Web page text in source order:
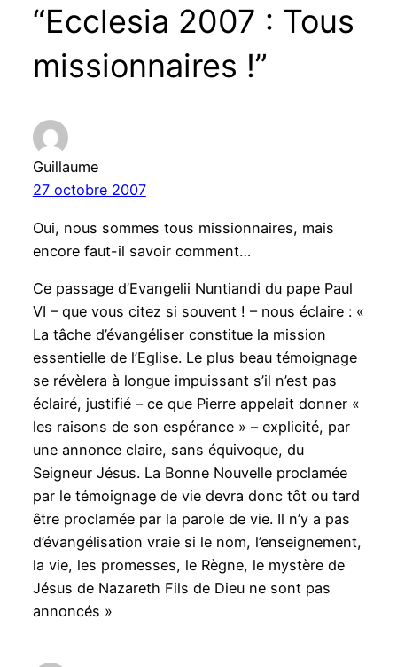
“Ecclesia 2007 : Tous
missionnaires !”
Guillaume
27 octobre 2007
Oui, nous sommes tous missionnaires, mais
encore faut-il savoir comment…
Ce passage d’Evangelii Nuntiandi du pape Paul
VI – que vous citez si souvent ! – nous éclaire : «
La tâche d’évangéliser constitue la mission
essentielle de l’Eglise. Le plus beau témoignage
se révèlera à longue impuissant s’il n’est pas
éclairé, justifié – ce que Pierre appelait donner «
les raisons de son espérance » – explicité, par
une annonce claire, sans équivoque, du
Seigneur Jésus. La Bonne Nouvelle proclamée
par le témoignage de vie devra donc tôt ou tard
être proclamée par la parole de vie. Il n’y a pas
d’évangélisation vraie si le nom, l’enseignement,
la vie, les promesses, le Règne, le mystère de
Jésus de Nazareth Fils de Dieu ne sont pas
annoncés »